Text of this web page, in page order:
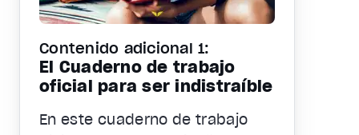
Contenido adicional 1:
El Cuaderno de trabajo
oficial para ser indistraíble
En este cuaderno de trabajo